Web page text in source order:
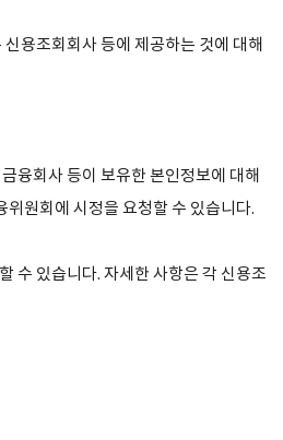
용조회회사 등에 제공하는 것에 대해
융회사 등이 보유한 본인정보에 대해
원회에 시정을 요청할 수 있습니다.
수 있습니다. 자세한 사항은 각 신용조